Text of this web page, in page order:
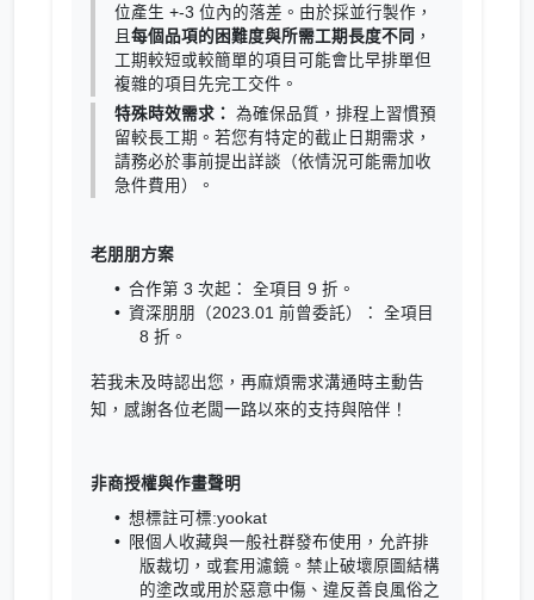
位產生 +-3 位內的落差。由於採並行製作，
且 每個品項的困難度與所需工期長度不同 ，
工期較短或較簡單的項目可能會比早排單但
複雜的項目先完工交件。
特殊時效需求： 為確保品質，排程上習慣預
留較長工期。若您有特定的截止日期需求，
請務必於事前提出詳談（依情況可能需加收
急件費用）。
老朋朋方案
合作第 3 次起： 全項目 9 折。
資深朋朋（2023.01 前曾委託）： 全項目
8 折。
若我未及時認出您，再麻煩需求溝通時主動告
知，感謝各位老闆一路以來的支持與陪伴！
非商授權與作畫聲明
想標註可標:yookat
限個人收藏與一般社群發布使用，允許排
版裁切，或套用濾鏡。禁止破壞原圖結構
的塗改或用於惡意中傷、違反善良風俗之